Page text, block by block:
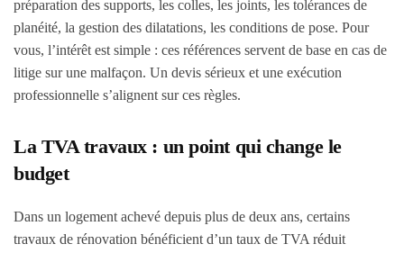
préparation des supports, les colles, les joints, les tolérances de
planéité, la gestion des dilatations, les conditions de pose. Pour
vous, l’intérêt est simple : ces références servent de base en cas de
litige sur une malfaçon. Un devis sérieux et une exécution
professionnelle s’alignent sur ces règles.
La TVA travaux : un point qui change le
budget
Dans un logement achevé depuis plus de deux ans, certains
travaux de rénovation bénéficient d’un taux de TVA réduit